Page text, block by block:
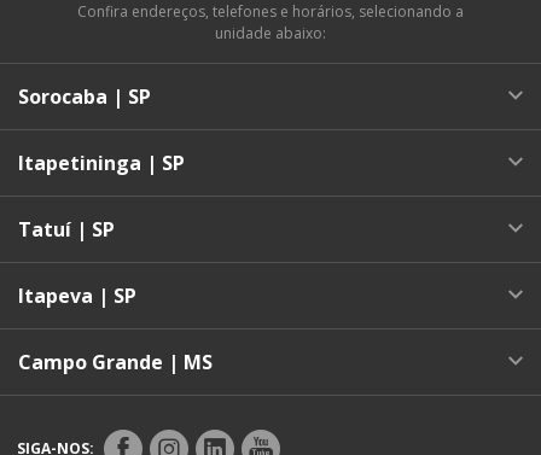
Confira endereços, telefones e horários, selecionando a
unidade abaixo:
Sorocaba | SP
Itapetininga | SP
Tatuí | SP
Itapeva | SP
Campo Grande | MS
SIGA-NOS: